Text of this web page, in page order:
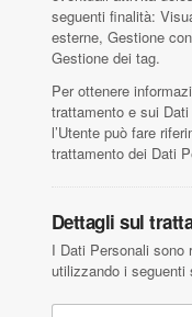
seguenti finalità:
esterne, Gestione
Gestione dei tag.
Per ottenere
trattamento e sui
l’Utente può fare
trattamento dei Dati
Dettagli sul
I Dati Personali sono
utilizzando i seguenti